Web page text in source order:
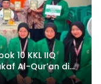
10 KKL IIQ
Al-Qur’an di